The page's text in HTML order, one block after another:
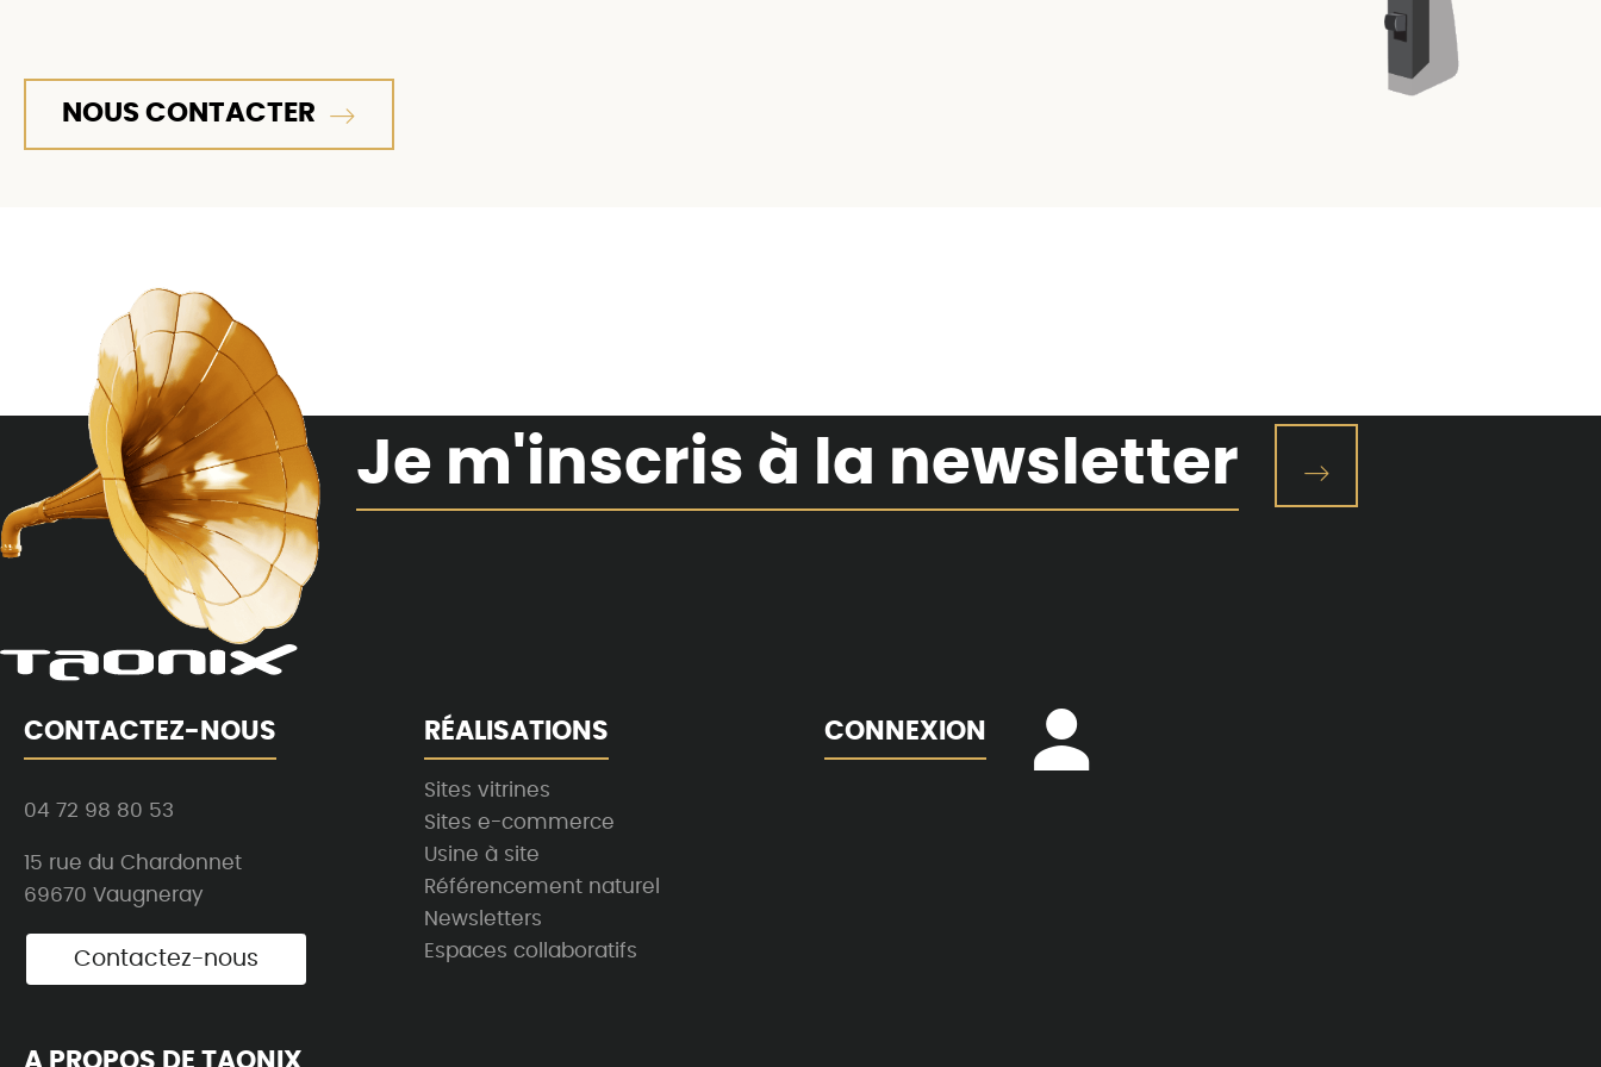
NOUS CONTACTER
Je m'inscris à la newsletter
CONTACTEZ-NOUS
04 72 98 80 53
15 rue du Chardonnet
69670 Vaugneray
Contactez-nous
RÉALISATIONS
Sites vitrines
Sites e-commerce
Usine à site
Référencement naturel
Newsletters
Espaces collaboratifs
CONNEXION
A PROPOS DE TAONIX